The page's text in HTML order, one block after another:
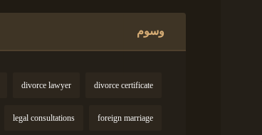
وسوم
divorce certificate
divorce lawyer
foreign marriage
legal consultations